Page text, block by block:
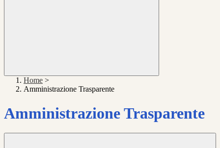
Home >
Amministrazione Trasparente
Amministrazione Trasparente